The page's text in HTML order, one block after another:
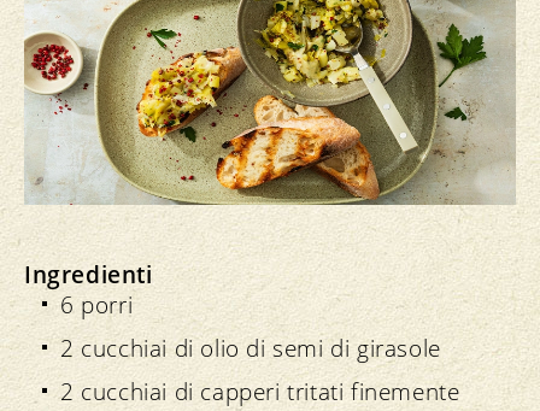
Ingredienti
6 porri
2 cucchiai di olio di semi di girasole
2 cucchiai di capperi tritati finemente